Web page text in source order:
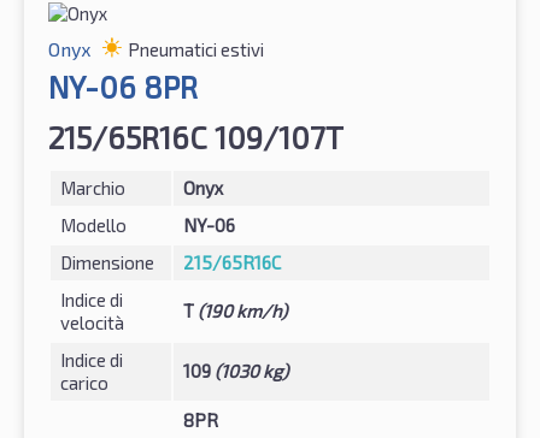
Onyx Pneumatici estivi
NY-06 8PR
215/65R16C 109/107T
Marchio
Onyx
Modello
NY-06
Dimensione
215/65R16C
Indice di
velocità
T (190 km/h)
Indice di
carico
109 (1030 kg)
8PR